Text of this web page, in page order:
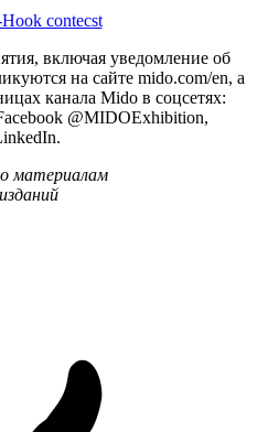
включая уведомление об
на сайте mido.com/en, а
канала Mido в соцсетях:
@MIDOExhibition,
материалам